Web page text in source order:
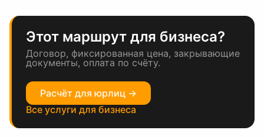
Этот маршрут для бизнеса?
Договор, фиксированная цена, закрывающие
документы, оплата по счёту.
Расчёт для юрлиц →
Все услуги для бизнеса